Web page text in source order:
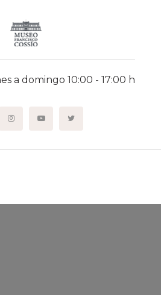
a domingo 10:00 - 17:00 h